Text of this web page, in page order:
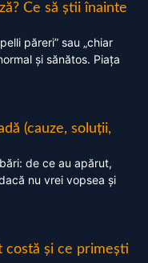
Ce să știi înainte
păreri” sau „chiar
și sănătos. Piața
(cauze, soluții,
de ce au apărut,
nu vrei vopsea și
costă și ce primești